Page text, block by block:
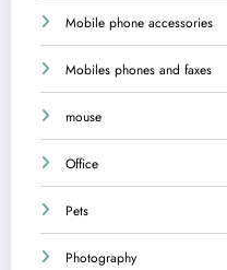
Mobile phone accessories
Mobiles phones and faxes
mouse
Office
Pets
Photography